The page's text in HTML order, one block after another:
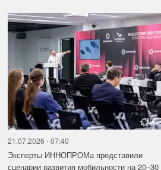
21.07.2026 - 07:40
Эксперты ИННОПРОМа представили
сценарии развития мобильности на 20–30